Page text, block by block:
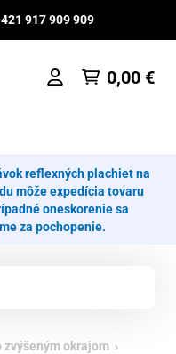
917 909 909
0,00 €
reflexných plachiet na
môže expedícia tovaru
oneskorenie sa
za pochopenie.
zvýšeným okrajom ›